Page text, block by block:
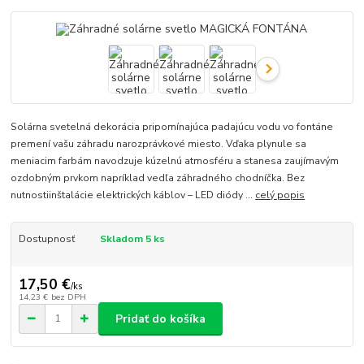
Solárna svetelná dekorácia pripomínajúca padajúcu vodu vo fontáne
premení vašu záhradu narozprávkové miesto. Vďaka plynule sa
meniacim farbám navodzuje kúzelnú atmosféru a stanesa zaujímavým
ozdobným prvkom napríklad vedľa záhradného chodníčka. Bez
nutnostiinštalácie elektrických káblov – LED diódy ... celý popis
Dostupnosť Skladom 5 ks
17,50 €/ks
14,23 € bez DPH
Pridať do košíka